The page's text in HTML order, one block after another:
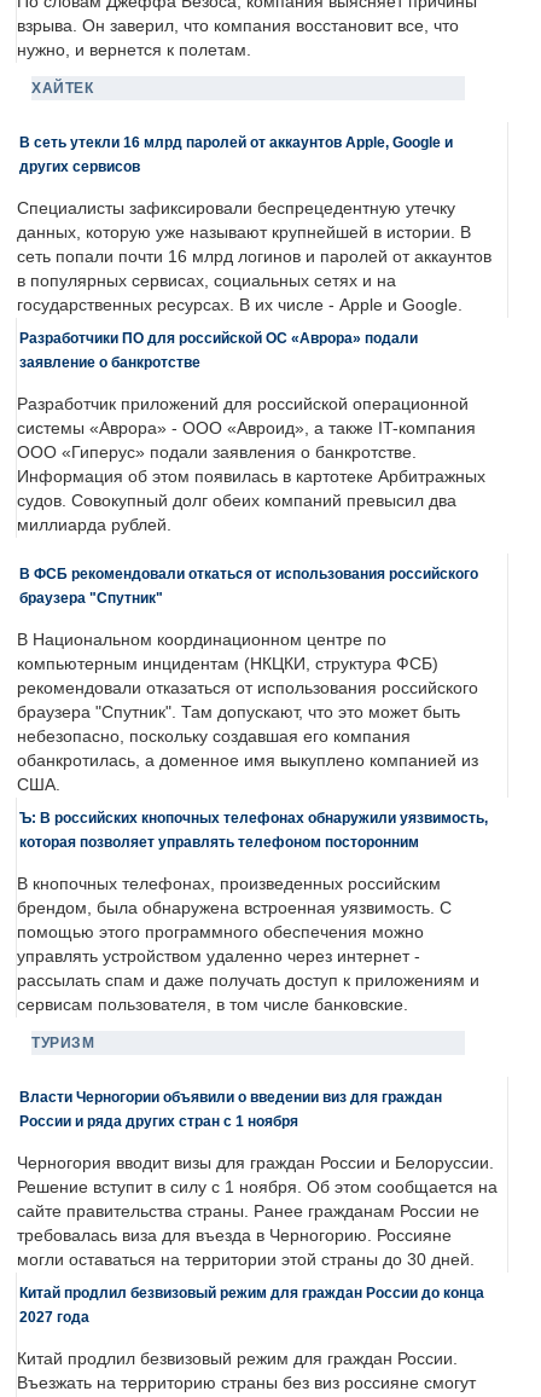
взрыва. Он заверил, что компания восстановит все, что
нужно, и вернется к полетам.
ХАЙТЕК
В сеть утекли 16 млрд паролей от аккаунтов Apple, Google и
других сервисов
Специалисты зафиксировали беспрецедентную утечку
данных, которую уже называют крупнейшей в истории. В
сеть попали почти 16 млрд логинов и паролей от аккаунтов
в популярных сервисах, социальных сетях и на
государственных ресурсах. В их числе - Apple и Google.
Разработчики ПО для российской ОС «Аврора» подали
заявление о банкротстве
Разработчик приложений для российской операционной
системы «Аврора» - ООО «Авроид», а также IT-компания
ООО «Гиперус» подали заявления о банкротстве.
Информация об этом появилась в картотеке Арбитражных
судов. Совокупный долг обеих компаний превысил два
миллиарда рублей.
В ФСБ рекомендовали откаться от использования российского
браузера "Спутник"
В Национальном координационном центре по
компьютерным инцидентам (НКЦКИ, структура ФСБ)
рекомендовали отказаться от использования российского
браузера "Спутник". Там допускают, что это может быть
небезопасно, поскольку создавшая его компания
обанкротилась, а доменное имя выкуплено компанией из
США.
Ъ: В российских кнопочных телефонах обнаружили уязвимость,
которая позволяет управлять телефоном посторонним
В кнопочных телефонах, произведенных российским
брендом, была обнаружена встроенная уязвимость. С
помощью этого программного обеспечения можно
управлять устройством удаленно через интернет -
рассылать спам и даже получать доступ к приложениям и
сервисам пользователя, в том числе банковские.
ТУРИЗМ
Власти Черногории объявили о введении виз для граждан
России и ряда других стран с 1 ноября
Черногория вводит визы для граждан России и Белоруссии.
Решение вступит в силу с 1 ноября. Об этом сообщается на
сайте правительства страны. Ранее гражданам России не
требовалась виза для въезда в Черногорию. Россияне
могли оставаться на территории этой страны до 30 дней.
Китай продлил безвизовый режим для граждан России до конца
2027 года
Китай продлил безвизовый режим для граждан России.
Въезжать на территорию страны без виз россияне смогут